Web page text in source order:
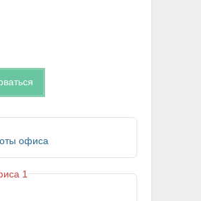
офиса
1